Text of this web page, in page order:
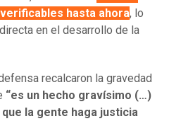
hasta ahora, lo
en el desarrollo de la
recalcaron la gravedad
“es un hecho gravísimo (…)
la gente haga justicia